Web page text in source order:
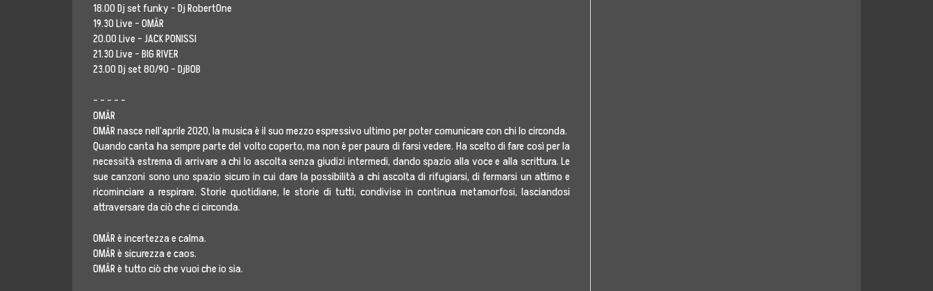
Contatta Ufficio Stampa
5×1000
18.00 Dj set funky – Dj RobertOne
19.30 Live – OMÄR
20.00 Live – JACK PONISSI
21.30 Live – BIG RIVER
23.00 Dj set 80/90 – DjBOB
– – – – –
OMÄR
OMÄR nasce nell’aprile 2020, la musica è il suo mezzo espressivo ultimo per poter comunicare con chi lo circonda.
Quando canta ha sempre parte del volto coperto, ma non è per paura di farsi vedere. Ha scelto di fare così per la
necessità estrema di arrivare a chi lo ascolta senza giudizi intermedi, dando spazio alla voce e alla scrittura. Le
sue canzoni sono uno spazio sicuro in cui dare la possibilità a chi ascolta di rifugiarsi, di fermarsi un attimo e
ricominciare a respirare. Storie quotidiane, le storie di tutti, condivise in continua metamorfosi, lasciandosi
attraversare da ciò che ci circonda.
OMÄR è incertezza e calma.
OMÄR è sicurezza e caos.
OMÄR è tutto ciò che vuoi che io sia.